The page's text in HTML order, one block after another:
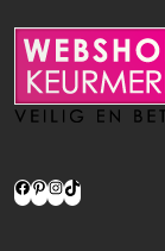
Facebook
Pinterest
Instagram
TikTok